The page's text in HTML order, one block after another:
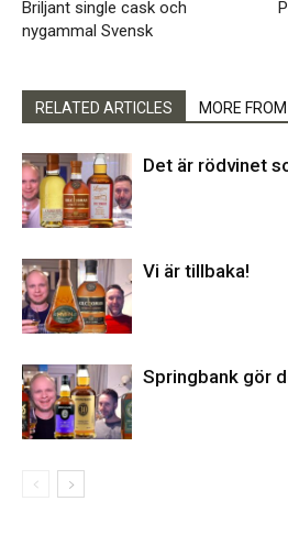
Briljant single cask och
nygammal Svensk
RELATED ARTICLES MORE
Det är rödvinet
Vi är tillbaka!
Springbank gör